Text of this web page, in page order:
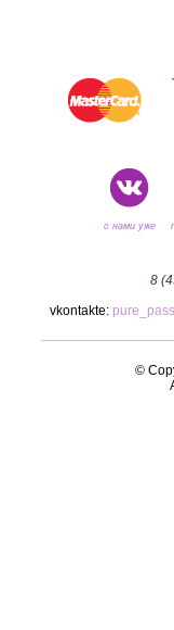
с нами уже
8
vkontakte:
©